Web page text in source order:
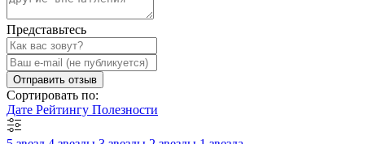
Представьтесь
Отправить отзыв
Сортировать по:
Дате Рейтингу Полезности